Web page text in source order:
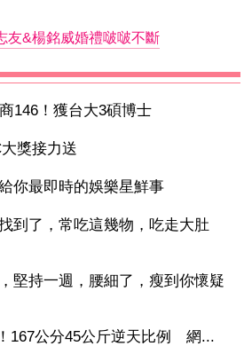
友&楊銘威婚禮啵啵不斷
146！獲台大3碩博士
獎接力送
你最即時的娛樂星鮮事
到了，常吃這幾物，吃走大肚
堅持一週，腰細了，瘦到你懷疑
167公分45公斤逆天比例 網...